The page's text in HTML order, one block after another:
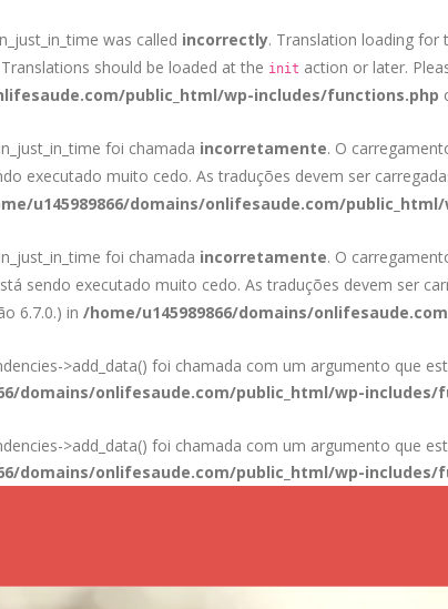
was called incorrectly. Translation loading for
should be loaded at the init action or later.
public_html/wp-includes/functions.php
foi chamada incorretamente. O
executado muito cedo. As traduções devem ser
u145989866/domains/onlifesaude.com/
foi chamada incorretamente. O
sendo executado muito cedo. As traduções devem ser
6.7.0.) in /home/u145989866/domains/
>add_data() foi chamada com um argumento que
domains/onlifesaude.com/public_html/wp-includes/
>add_data() foi chamada com um argumento que
domains/onlifesaude.com/public_html/wp-includes/